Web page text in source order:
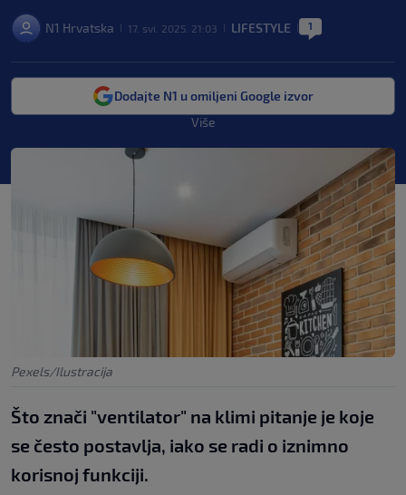
N1 Hrvatska 17. svi. 2025. 21:03 LIFESTYLE 1
Dodajte N1 u omiljeni Google izvor
Više
Pexels/Ilustracija
Što znači "ventilator" na klimi pitanje je koje
se često postavlja, iako se radi o iznimno
korisnoj funkciji.